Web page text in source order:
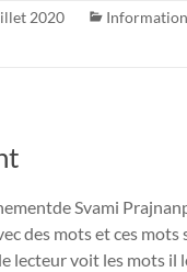
2020
Svami
des mots et ces
lecteur voit les mots il